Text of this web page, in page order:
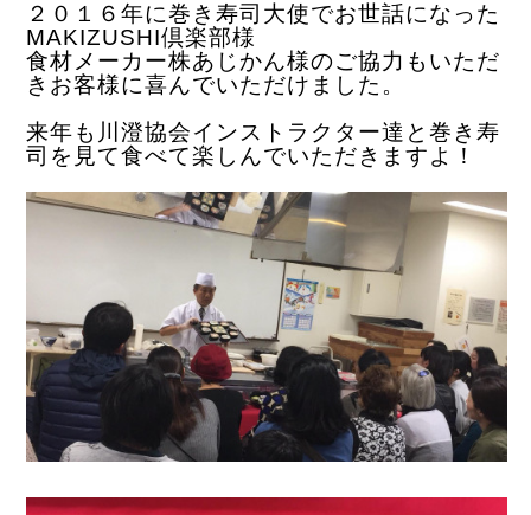
２０１６年に巻き寿司大使でお世話になった
MAKIZUSHI倶楽部様
食材メーカー株あじかん様のご協力もいただ
きお客様に喜んでいただけました。
来年も川澄協会インストラクター達と巻き寿
司を見て食べて楽しんでいただきますよ！